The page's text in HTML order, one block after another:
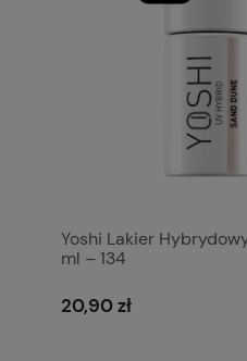
Yoshi Lakier
ml – 134
20,90 zł